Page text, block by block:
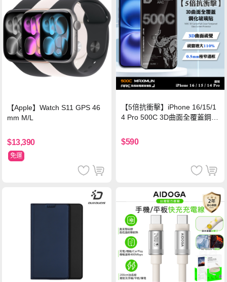
【Apple】Watch S11 GPS 46
mm M/L
$13,390
免運
【5倍抗衝擊】iPhone 16/15/1
4 Pro 500C 3D曲面全覆蓋鋼化
保護貼
$590